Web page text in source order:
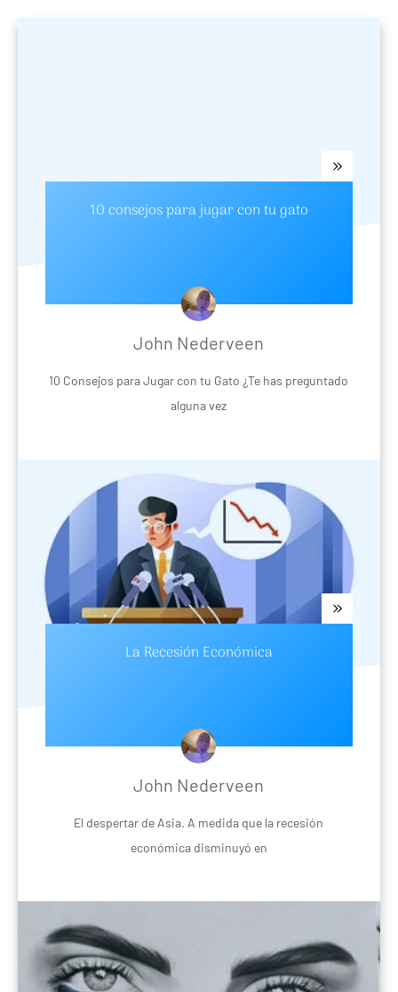
10 consejos para jugar con tu gato
John Nederveen
10 Consejos para Jugar con tu Gato ¿Te has preguntado
alguna vez
La Recesión Económica
John Nederveen
El despertar de Asia. A medida que la recesión
económica disminuyó en